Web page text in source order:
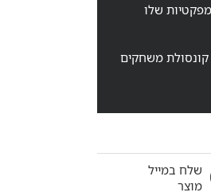
שלו
קונסולת משחקים
שלח במייל
מוצר